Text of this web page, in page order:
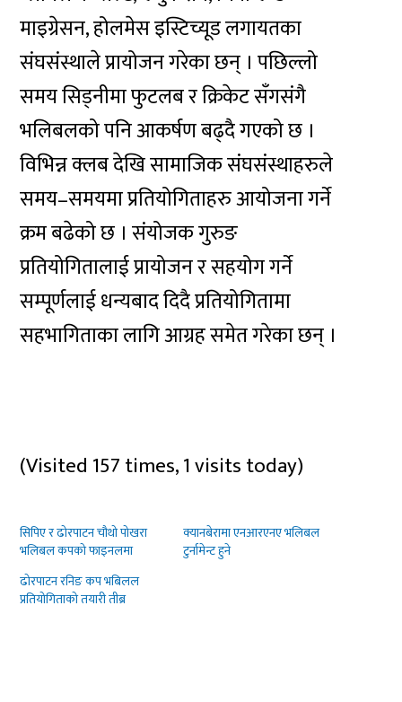
माइग्रेसन, होलमेस इस्टिच्यूड लगायतका
संघसंस्थाले प्रायोजन गरेका छन् । पछिल्लो
समय सिड्नीमा फुटलब र क्रिकेट सँगसंगै
भलिबलको पनि आकर्षण बढ्दै गएको छ ।
विभिन्न क्लब देखि सामाजिक संघसंस्थाहरुले
समय–समयमा प्रतियोगिताहरु आयोजना गर्ने
क्रम बढेको छ । संयोजक गुरुङ
प्रतियोगितालाई प्रायोजन र सहयोग गर्ने
सम्पूर्णलाई धन्यबाद दिदै प्रतियोगितामा
सहभागिताका लागि आग्रह समेत गरेका छन् ।
(Visited 157 times, 1 visits today)
सिपिए र ढोरपाटन चौथो पोखरा
भलिबल कपको फाइनलमा
क्यानबेरामा एनआरएनए भलिबल
टुर्नामेन्ट हुने
ढोरपाटन रनिङ कप भबिलल
प्रतियोगिताको तयारी तीब्र